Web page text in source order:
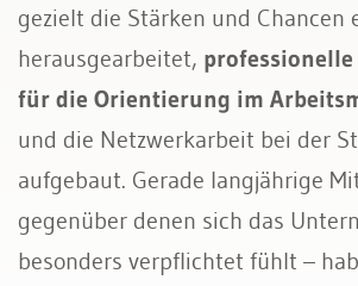
Arbeitszeugnisse erstellen
gezielt die Stärken und Chancen
herausgearbeitet,
für die Orientierung im
und die Netzwerkarbeit bei der
aufgebaut. Gerade langjährige
gegenüber denen sich das
besonders verpflichtet fühlt –